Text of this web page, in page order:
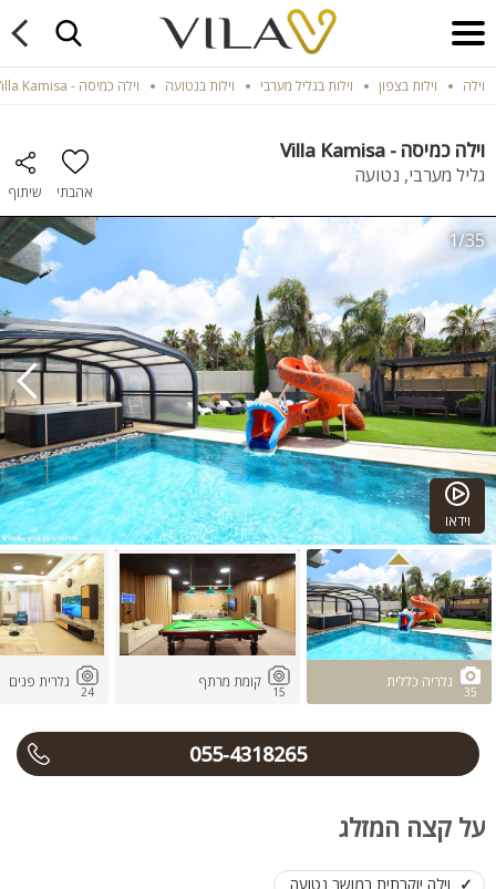
וילה וילות בצפון וילות בגליל מערבי וילות בנטועה וילה כמיסה - Villa Kamisa
וילה כמיסה - Villa Kamisa
גליל מערבי, נטועה
אהבתי שיתוף
וידאו
1/35
35
גלריה כללית
15
קומת מרתף
24
גלרית פנים
055-4318265
על קצה המזלג
וילה יוקרתית במושב נטועה